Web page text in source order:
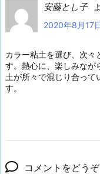
安藤とし子
2020年8月17
カラー粘土を選び、次々
す。熱心に、楽しみなが
土が所々で混じり合って
す。
コメントをどうぞ